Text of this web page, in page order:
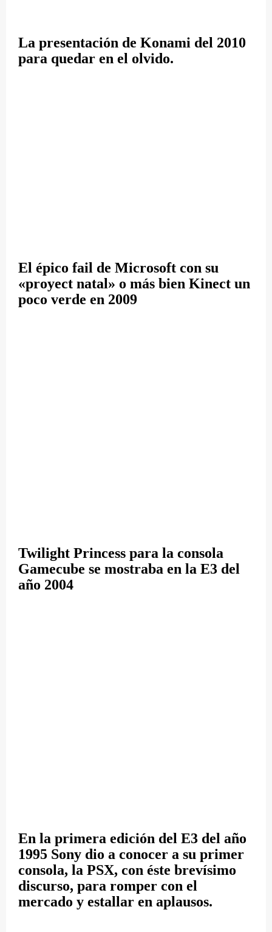
La presentación de Konami del 2010
para quedar en el olvido.
El épico fail de Microsoft con su
«proyect natal» o más bien Kinect un
poco verde en 2009
Twilight Princess para la consola
Gamecube se mostraba en la E3 del
año 2004
En la primera edición del E3 del año
1995 Sony dio a conocer a su primer
consola, la PSX, con éste brevísimo
discurso, para romper con el
mercado y estallar en aplausos.